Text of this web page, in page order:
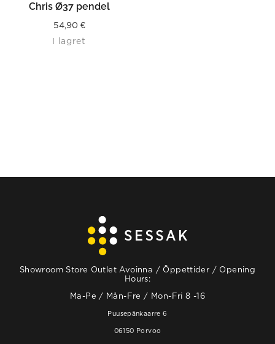
Chris Ø37 pendel
54,90 €
I lagret
Showroom Store Outlet Avoinna / Öppettider / Opening
Hours:
Ma-Pe / Mån-Fre / Mon-Fri 8 -16
Puusepänkaarre 6
06150 Porvoo